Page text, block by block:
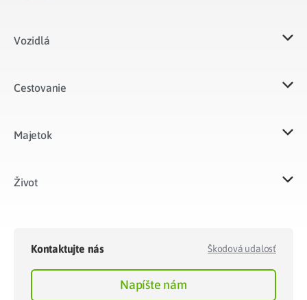
Vozidlá​
Cestovanie
Majetok​
Život​
Kontaktujte nás Škodová udalosť
Napíšte nám